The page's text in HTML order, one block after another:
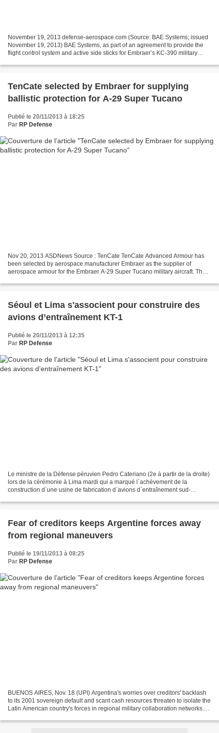
November 19, 2013 defense-aerospace.com (Source: BAE Systems; issued
November 19, 2013) BAE Systems, as part of an agreement to provide the
flight control system and active side sticks for Embraer’s KC-390 military
TenCate selected by Embraer for supplying
ballistic protection for A-29 Super Tucano
Publié le 20/11/2013 à 18:25
Par RP Defense
Nov 20, 2013 ASDNews Source : TenCate TenCate Advanced Armour has
been selected by aerospace manufacturer Embraer as the supplier of
aerospace armour for the Embraer A-29 Super Tucano military aircraft. The
Séoul et Lima s'associent pour construire des
avions d’entraînement KT-1
Publié le 20/11/2013 à 12:35
Par RP Defense
Le ministre de la Défense péruvien Pedro Cateriano (2e à partir de la droite)
lors de la cérémonie à Lima mardi qui a marqué l`achèvement de la
construction d`une usine de fabrication d`avions d`entraînement sud-
Fear of creditors keeps Argentine forces away
from regional maneuvers
Publié le 19/11/2013 à 08:25
Par RP Defense
BUENOS AIRES, Nov. 18 (UPI) Argentina's worries over creditors' backlash
to its 2001 sovereign default and scant cash resources threaten to isolate the
Latin American country's forces in regional military collaboration networks.